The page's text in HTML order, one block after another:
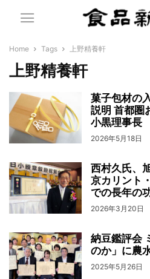
Home Tags 上野精養軒
上野精養軒
菓子包材の
説明 首都圏
小黒理事長
2026年5月18日
西村久氏、
京カリント
での長年の
2026年3月20日
納豆鑑評会
のか」に農
2025年5月26日